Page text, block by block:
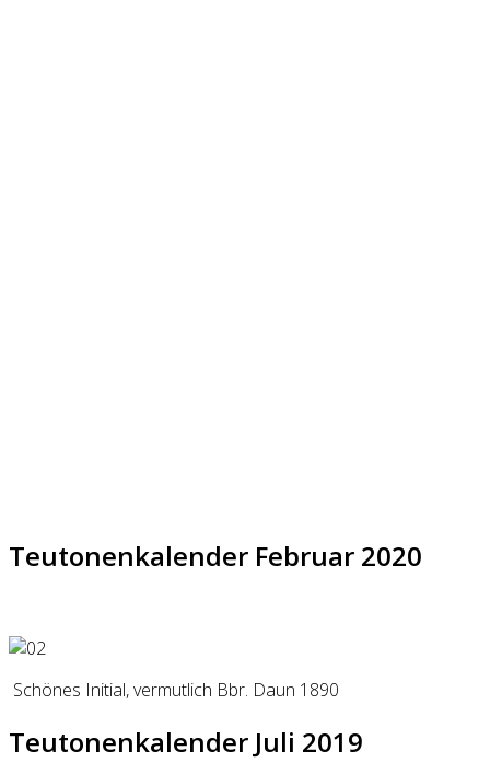
Teutonenkalender Februar 2020
Schönes Initial, vermutlich Bbr. Daun 1890
Teutonenkalender Juli 2019